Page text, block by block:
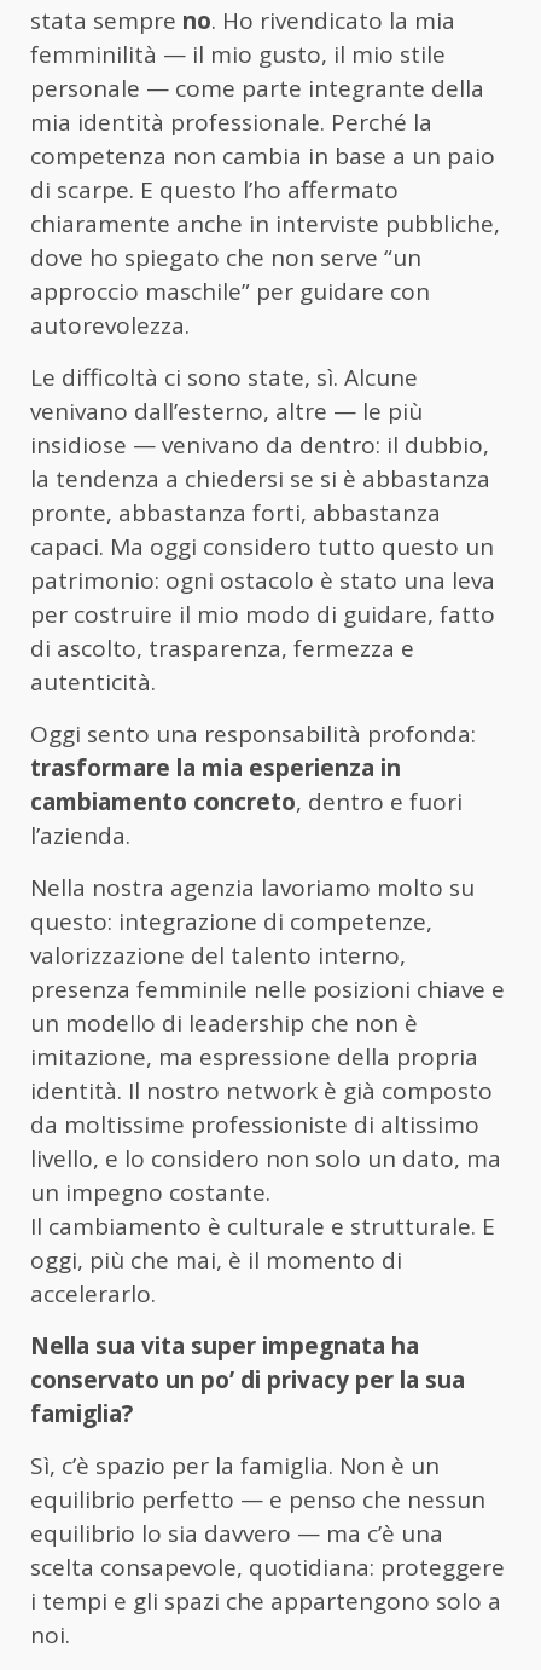
stata sempre no. Ho rivendicato la mia
femminilità — il mio gusto, il mio stile
personale — come parte integrante della
mia identità professionale. Perché la
competenza non cambia in base a un paio
di scarpe. E questo l’ho affermato
chiaramente anche in interviste pubbliche,
dove ho spiegato che non serve “un
approccio maschile” per guidare con
autorevolezza.
Le difficoltà ci sono state, sì. Alcune
venivano dall’esterno, altre — le più
insidiose — venivano da dentro: il dubbio,
la tendenza a chiedersi se si è abbastanza
pronte, abbastanza forti, abbastanza
capaci. Ma oggi considero tutto questo un
patrimonio: ogni ostacolo è stato una leva
per costruire il mio modo di guidare, fatto
di ascolto, trasparenza, fermezza e
autenticità.
Oggi sento una responsabilità profonda:
trasformare la mia esperienza in
cambiamento concreto, dentro e fuori
l’azienda.
Nella nostra agenzia lavoriamo molto su
questo: integrazione di competenze,
valorizzazione del talento interno,
presenza femminile nelle posizioni chiave e
un modello di leadership che non è
imitazione, ma espressione della propria
identità. Il nostro network è già composto
da moltissime professioniste di altissimo
livello, e lo considero non solo un dato, ma
un impegno costante.
Il cambiamento è culturale e strutturale. E
oggi, più che mai, è il momento di
accelerarlo.
Nella sua vita super impegnata ha
conservato un po’ di privacy per la sua
famiglia?
Sì, c’è spazio per la famiglia. Non è un
equilibrio perfetto — e penso che nessun
equilibrio lo sia davvero — ma c’è una
scelta consapevole, quotidiana: proteggere
i tempi e gli spazi che appartengono solo a
noi.